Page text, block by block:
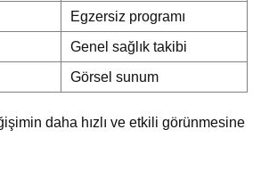
Egzersiz programı
Genel sağlık takibi
Görsel sunum
daha hızlı ve etkili görünmesine